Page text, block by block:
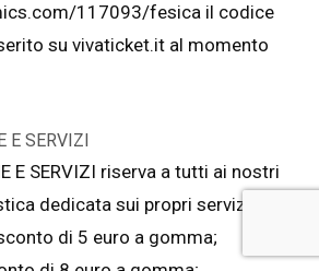
117093/fesica il codice
su vivaticket.it al momento
E SERVIZI
E SERVIZI riserva a tutti ai nostri
dedicata sui propri servizi:
di 5 euro a gomma;